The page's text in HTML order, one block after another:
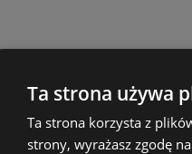
Ta strona używa
Ta strona korzysta z
strony, wyrażasz zgodę